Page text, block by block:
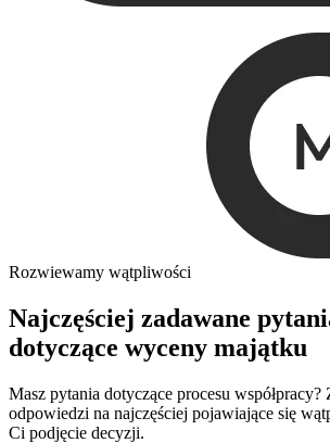
Rozwiewamy wątpliwości
Najczęściej zadawane
dotyczące wyceny majątku
Masz pytania dotyczące procesu współpracy?
odpowiedzi na najczęściej pojawiające się
Ci podjęcie decyzji.